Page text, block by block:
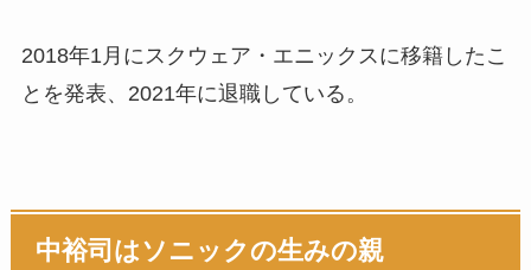
2018年1月にスクウェア・エニックスに移籍したこ
とを発表、2021年に退職している。
中裕司はソニックの生みの親